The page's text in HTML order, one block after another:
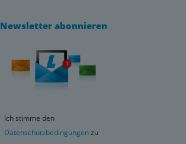
Newsletter abonnieren
Ich stimme den
Datenschutzbedingungenzu